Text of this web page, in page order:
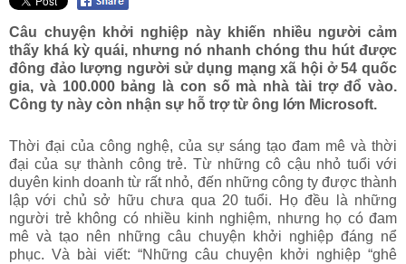
Câu chuyện khởi nghiệp này khiến nhiều người cảm
thấy khá kỳ quái, nhưng nó nhanh chóng thu hút được
đông đảo lượng người sử dụng mạng xã hội ở 54 quốc
gia, và 100.000 bảng là con số mà nhà tài trợ đổ vào.
Công ty này còn nhận sự hỗ trợ từ ông lớn Microsoft.
Thời đại của công nghệ, của sự sáng tạo đam mê và thời
đại của sự thành công trẻ. Từ những cô cậu nhỏ tuổi với
duyên kinh doanh từ rất nhỏ, đến những công ty được thành
lập với chủ sở hữu chưa qua 20 tuổi. Họ đều là những
người trẻ không có nhiều kinh nghiệm, nhưng họ có đam
mê và tạo nên những câu chuyện khởi nghiệp đáng nể
phục. Và bài viết: “Những câu chuyện khởi nghiệp “ghê